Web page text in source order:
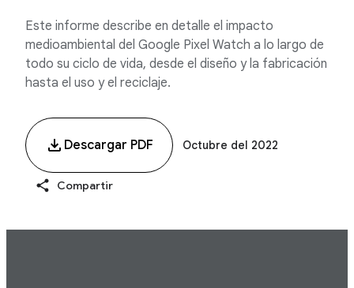
Este informe describe en detalle el impacto
medioambiental del Google Pixel Watch a lo largo de
todo su ciclo de vida, desde el diseño y la fabricación
hasta el uso y el reciclaje.
Descargar PDF Octubre del 2022
Compartir